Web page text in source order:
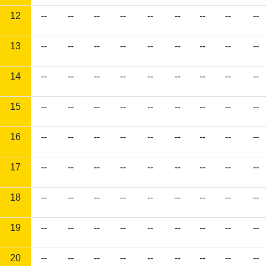
12 -- -- -- -- -- -- -- -- --
13 -- -- -- -- -- -- -- -- --
14 -- -- -- -- -- -- -- -- --
15 -- -- -- -- -- -- -- -- --
16 -- -- -- -- -- -- -- -- --
17 -- -- -- -- -- -- -- -- --
18 -- -- -- -- -- -- -- -- --
19 -- -- -- -- -- -- -- -- --
20 -- -- -- -- -- -- -- -- --